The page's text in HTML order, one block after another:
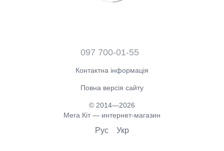
097 700-01-55
Контактна інформація
Повна версія сайту
© 2014—2026
Мега Кіт — интернет-магазин
Рус Укр